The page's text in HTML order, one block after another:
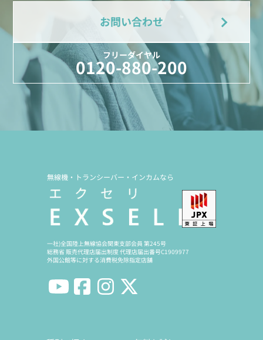
お問い合わせ
フリーダイヤル
0120-880-200
無線機・トランシーバー・インカムなら
一社)全国陸上無線協会関東支部会員 第245号
総務省 販売代理店届出制度 代理店届出番号C1909977
外国公館等に対する消費税免除指定店舗